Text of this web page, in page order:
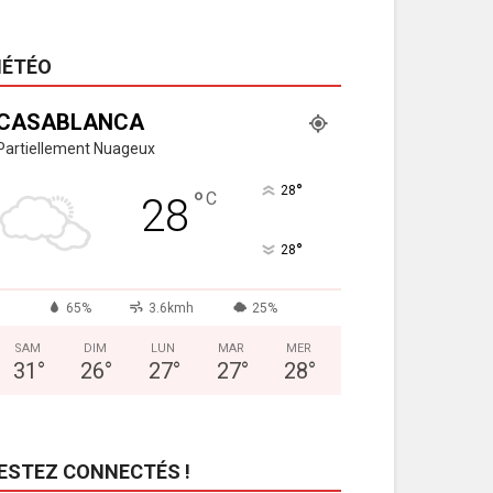
Nuageux
28 °C 28°
28°
65% 3.6kmh 25%
SAM
31 °
DIM
26°
LUN
27°
MAR
27°
MER
28°
CONNECTÉS !